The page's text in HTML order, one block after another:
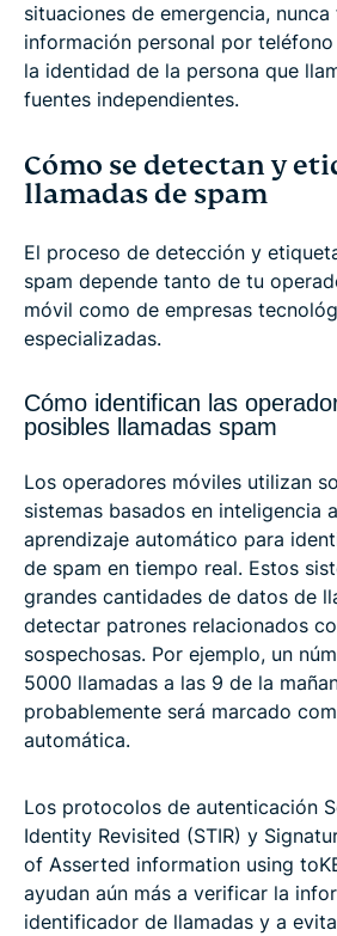
situaciones de emergencia,
información personal por
la identidad de la persona que
fuentes independientes.
Cómo se detectan y
llamadas de spam
El proceso de detección y
spam depende tanto de tu
móvil como de empresas
especializadas.
Cómo identifican las
posibles llamadas spam
Los operadores móviles utilizan
sistemas basados en inteligencia
aprendizaje automático para
de spam en tiempo real. Estos
grandes cantidades de datos de
detectar patrones relacionados
sospechosas. Por ejemplo, un
5000 llamadas a las 9 de la
probablemente será marcado
automática.
Los protocolos de autenticación
Identity Revisited (STIR) y
of Asserted information using
ayudan aún más a verificar la
identificador de llamadas y a